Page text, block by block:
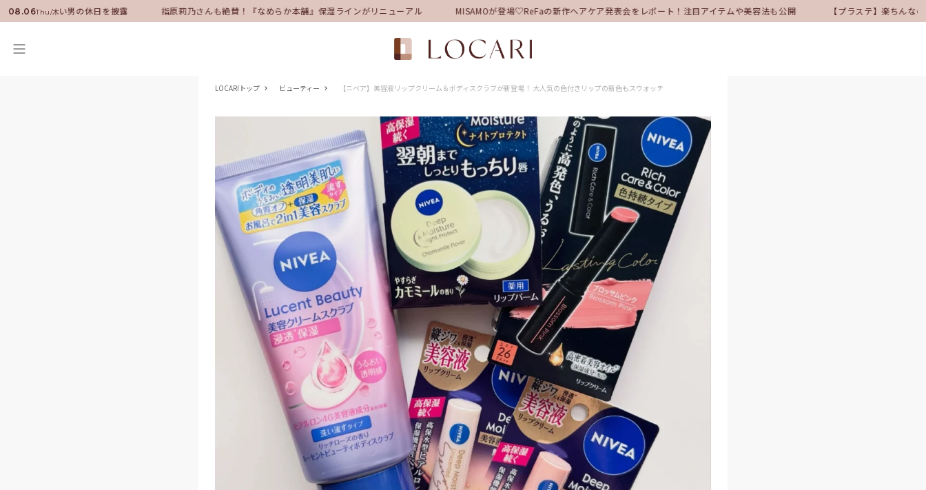
08.06Thu/木
就任！いい男の休日を披露 指原莉乃さんも絶賛！『なめらか本舗』保湿ラインがリニューアル MISAMOが登場♡ReFaの新作ヘアケア発表会をレポート！注目アイテムや美容法も公開 【プラステ】楽ちんなの
LOCARIトップ ビューティー 【ニベア】美容液リップクリーム＆ボディスクラブが新登場！ 大人気の色付きリップの新色もスウォッチ